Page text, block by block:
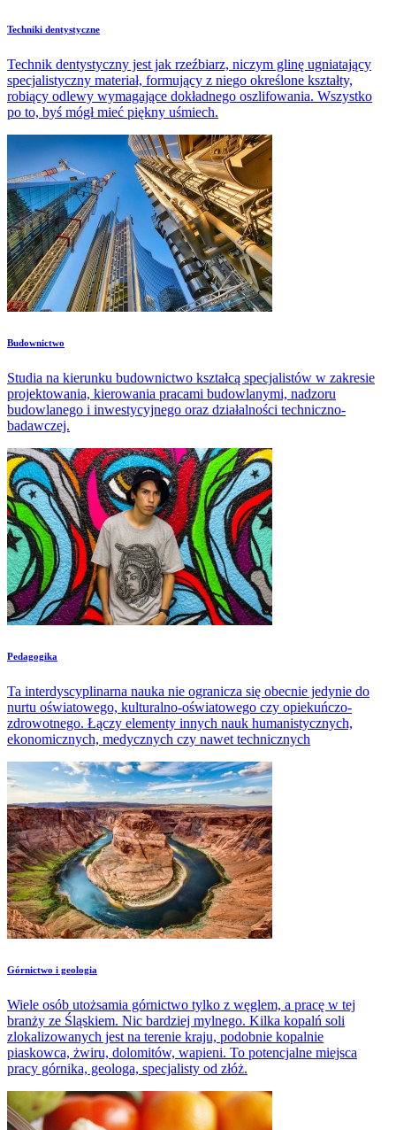
Techniki dentystyczne
Technik dentystyczny jest jak rzeźbiarz, niczym glinę ugniatający
specjalistyczny materiał, formujący z niego określone kształty,
robiący odlewy wymagające dokładnego oszlifowania. Wszystko
po to, byś mógł mieć piękny uśmiech.
Budownictwo
Studia na kierunku budownictwo kształcą specjalistów w zakresie
projektowania, kierowania pracami budowlanymi, nadzoru
budowlanego i inwestycyjnego oraz działalności techniczno-
badawczej.
Pedagogika
Ta interdyscyplinarna nauka nie ogranicza się obecnie jedynie do
nurtu oświatowego, kulturalno-oświatowego czy opiekuńczo-
zdrowotnego. Łączy elementy innych nauk humanistycznych,
ekonomicznych, medycznych czy nawet technicznych
Górnictwo i geologia
Wiele osób utożsamia górnictwo tylko z węglem, a pracę w tej
branży ze Śląskiem. Nic bardziej mylnego. Kilka kopalń soli
zlokalizowanych jest na terenie kraju, podobnie kopalnie
piaskowca, żwiru, dolomitów, wapieni. To potencjalne miejsca
pracy górnika, geologa, specjalisty od złóż.